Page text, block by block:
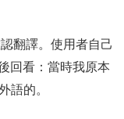
翻譯。使用者自己
回看：當時我原本
語的。